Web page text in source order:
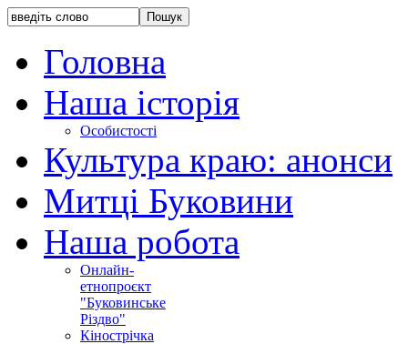
Головна
Наша історія
Особистості
Культура краю: анонси
Митці Буковини
Наша робота
Онлайн-
етнопроєкт
"Буковинське
Різдво"
Кінострічка